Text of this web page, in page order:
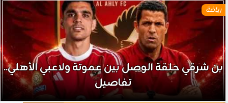
رياضة
بن شرقي حلقة الوصل بين عموتة ولاعبي الأهلي..
تفاصيل